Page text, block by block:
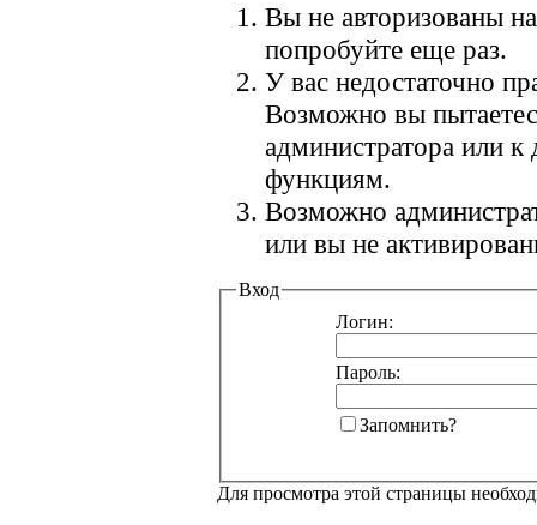
Вы не авторизованы
попробуйте еще раз.
У вас недостаточно
Возможно вы
администратора или
функциям.
Возможно
или вы не
Вход
Логин:
Пароль:
Запомнить?
Для просмотра этой страницы